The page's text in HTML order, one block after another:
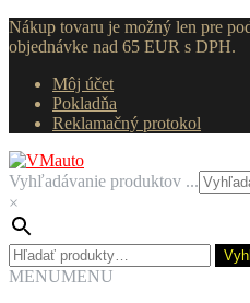
Nákup tovaru je možný len pre
objednávke nad 65 EUR s DPH.
Môj účet
Pokladňa
Reklamačný protokol
Preskočiť
na
navigáciu
Preskočiť
na
obsah
Vyhľadávanie produktov ...
×
Hľadať:
MENUMENU